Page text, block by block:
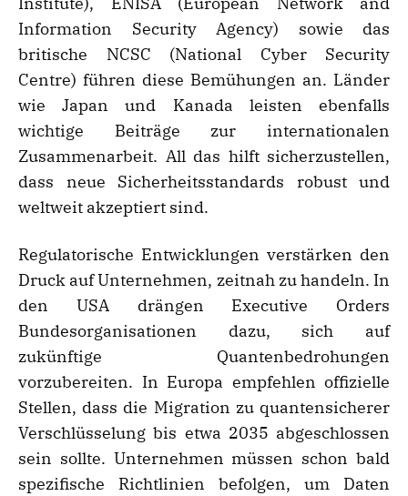
Information Security Agency) sowie das
britische NCSC (National Cyber Security
Centre) führen diese Bemühungen an. Länder
wie Japan und Kanada leisten ebenfalls
wichtige Beiträge zur internationalen
Zusammenarbeit. All das hilft sicherzustellen,
dass neue Sicherheitsstandards robust und
weltweit akzeptiert sind.
Regulatorische Entwicklungen verstärken den
Druck auf Unternehmen, zeitnah zu handeln. In
den USA drängen Executive Orders
Bundesorganisationen dazu, sich auf
zukünftige Quantenbedrohungen
vorzubereiten. In Europa empfehlen offizielle
Stellen, dass die Migration zu quantensicherer
Verschlüsselung bis etwa 2035 abgeschlossen
sein sollte. Unternehmen müssen schon bald
spezifische Richtlinien befolgen, um Daten